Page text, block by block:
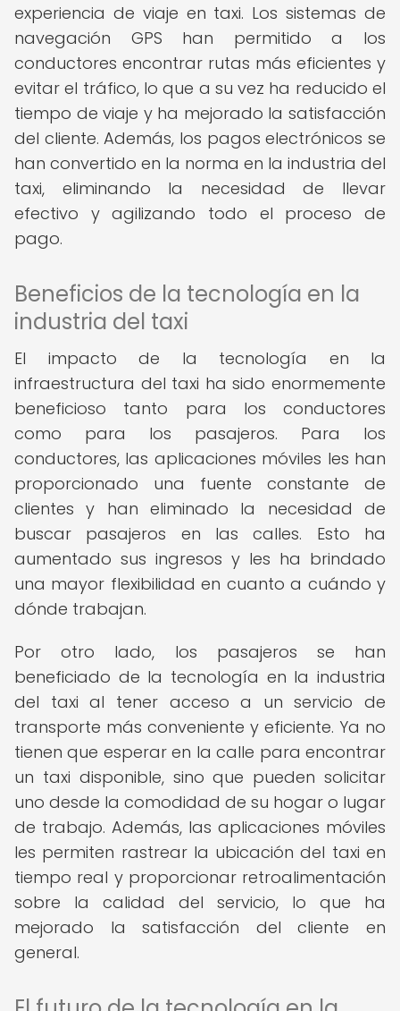
experiencia de viaje en taxi. Los sistemas de
navegación GPS han permitido a los
conductores encontrar rutas más eficientes y
evitar el tráfico, lo que a su vez ha reducido el
tiempo de viaje y ha mejorado la satisfacción
del cliente. Además, los pagos electrónicos se
han convertido en la norma en la industria del
taxi, eliminando la necesidad de llevar
efectivo y agilizando todo el proceso de
pago.
Beneficios de la tecnología en la
industria del taxi
El impacto de la tecnología en la
infraestructura del taxi ha sido enormemente
beneficioso tanto para los conductores
como para los pasajeros. Para los
conductores, las aplicaciones móviles les han
proporcionado una fuente constante de
clientes y han eliminado la necesidad de
buscar pasajeros en las calles. Esto ha
aumentado sus ingresos y les ha brindado
una mayor flexibilidad en cuanto a cuándo y
dónde trabajan.
Por otro lado, los pasajeros se han
beneficiado de la tecnología en la industria
del taxi al tener acceso a un servicio de
transporte más conveniente y eficiente. Ya no
tienen que esperar en la calle para encontrar
un taxi disponible, sino que pueden solicitar
uno desde la comodidad de su hogar o lugar
de trabajo. Además, las aplicaciones móviles
les permiten rastrear la ubicación del taxi en
tiempo real y proporcionar retroalimentación
sobre la calidad del servicio, lo que ha
mejorado la satisfacción del cliente en
general.